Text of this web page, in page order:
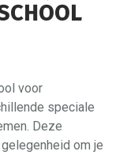
voor
speciale
Deze
om je